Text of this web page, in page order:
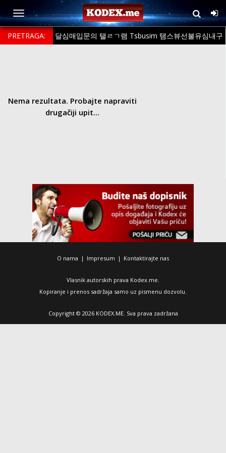
PRETRAGA:
달심매입문의 탤ㄹㄱ램 Tsbusim 탬스뷰선불유심내구
Nema rezultata. Probajte napraviti
drugačiji upit...
O nama | Impresum | Kontaktirajte nas
Vlasnik autorskih prava Kodex.me.
Kopiranje i prenos sadržaja samo uz pismenu dozvolu.
Copyright © 2026 KODEX.ME. Sva prava zadržana